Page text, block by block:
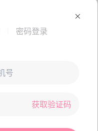
密码登录
获取验证码